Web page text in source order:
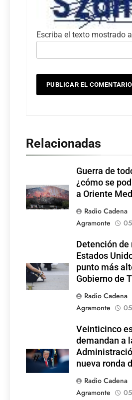
Escriba el texto mostrado
Relacionadas
Guerra de
¿cómo se
a Oriente
Radio Cadena
Agramonte
Detención
Estados
punto más
Gobierno de
Radio Cadena
Agramonte
Veinticinco
demandan a
nueva ronda
Radio Cadena
Agramonte